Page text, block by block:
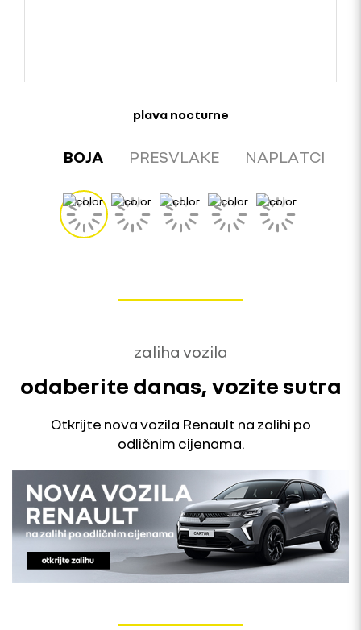
plava nocturne
BOJA PRESVLAKE NAPLATCI
zaliha vozila
odaberite danas, vozite sutra
Otkrijte nova vozila Renault na zalihi po
odličnim cijenama.